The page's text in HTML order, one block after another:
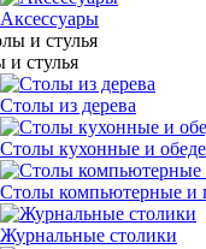
Аксессуары
и стулья
Столы из дерева
Столы кухонные и
Столы компьютерные и
Журнальные столики